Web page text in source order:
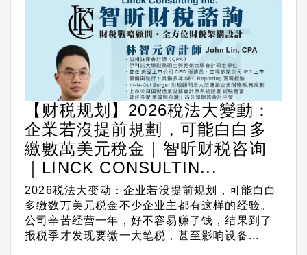
【财税规划】2026稅法大變動：
企業若沒提前規劃，可能白白多
繳數萬美元稅金｜智昕财税咨询
｜LINCK CONSULTIN...
2026税法大变动：企业若没提前规划，可能白白
多缴数万美元税金不少企业主都有这样的经验。
公司辛苦经营一年，好不容易赚了钱，结果到了
报税季才发现要缴一大笔税，甚至影响设备...